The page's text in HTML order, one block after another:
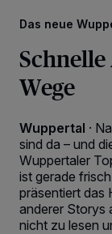
Das neue
Schnelle
Wege
Wuppertal ·
sind da – und
Wuppertaler
ist gerade
präsentiert das
anderer Storys
nicht zu lesen